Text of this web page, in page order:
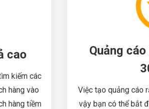
cao
kiếm các
hàng vào
hàng tiềm
Quảng
Việc tạo quảng cáo
vậy bạn có thể bắt